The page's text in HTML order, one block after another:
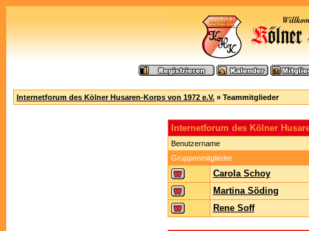
Internetforum des Kölner Husaren-Korps von 1972 e.V. » Teammitglieder
Internetforum des Kölner
Benutzername
Gruppenmitglieder
Carola Schoy
Martina Söding
Rene Soff